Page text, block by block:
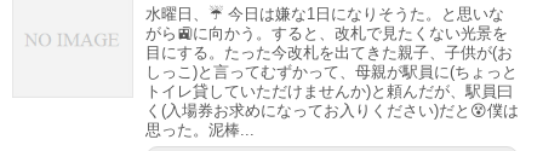
水曜日、☔️ 今日は嫌な1日になりそうた。と思いな
がら🚉に向かう。すると、改札で見たくない光景を
目にする。たった今改札を出てきた親子、子供が(お
しっこ)と言ってむずかって、母親が駅員に(ちょっと
トイレ貸していただけませんか)と頼んだが、駅員曰
く(入場券お求めになってお入りください)だと😵僕は
思った。泥棒...